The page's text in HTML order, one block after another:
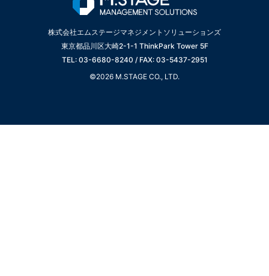
株式会社エムステージマネジメントソリューションズ
東京都品川区大崎2-1-1 ThinkPark Tower 5F
TEL: 03-6680-8240 / FAX: 03-5437-2951
©2026 M.STAGE CO., LTD.